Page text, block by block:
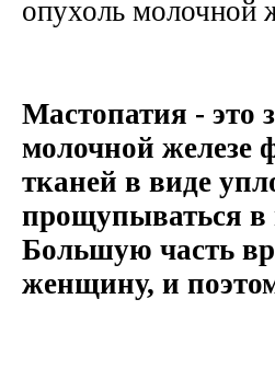
опухоль молочной
Мастопатия - это
молочной железе
тканей в виде
прощупываться в
Большую часть
женщину, и